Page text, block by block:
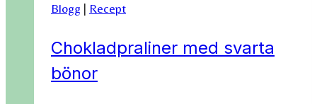
och
med
Blogg | Recept
Chokladpraliner med svarta
bönor